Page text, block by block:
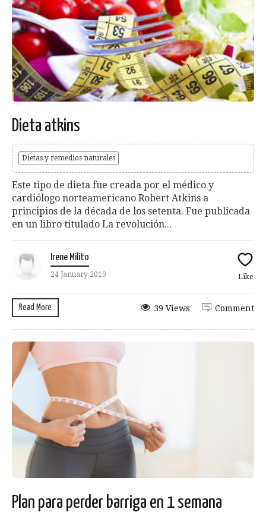
Dieta atkins
Dietas y remedios naturales
Este tipo de dieta fue creada por el médico y
cardiólogo norteamericano Robert Atkins a
principios de la década de los setenta. Fue publicada
en un libro titulado La revolución...
Irene Milito
24 January 2019 Like
Read More Comment
39 Views
Plan para perder barriga en 1 semana